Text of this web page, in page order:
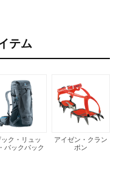
テム
ック・リュッ
バックパック
アイゼン・クラン
ポン